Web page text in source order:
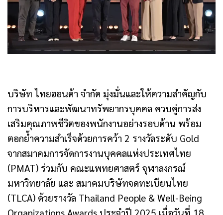
บริษัท ไทยฮอนด้า จำกัด มุ่งมั่นและให้ความสำคัญกับ
การบริหารและพัฒนาทรัพยากรบุคคล ควบคู่การส่ง
เสริมคุณภาพชีวิตของพนักงานอย่างรอบด้าน พร้อม
ตอกย้ำความสำเร็จด้วยการคว้า 2 รางวัลระดับ Gold
จากสมาคมการจัดการงานบุคคลแห่งประเทศไทย
(PMAT) ร่วมกับ คณะแพทยศาสตร์ จุฬาลงกรณ์
มหาวิทยาลัย และ สมาคมบริษัทจดทะเบียนไทย
(TLCA) ด้วยรางวัล Thailand People & Well-Being
Organizations Awards ประจำปี 2025 เมื่อวันที่ 18